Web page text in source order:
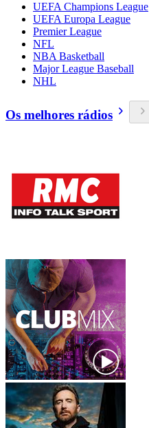
UEFA Champions League
UEFA Europa League
Premier League
NFL
NBA Basketball
Major League Baseball
NHL
Os melhores rádios